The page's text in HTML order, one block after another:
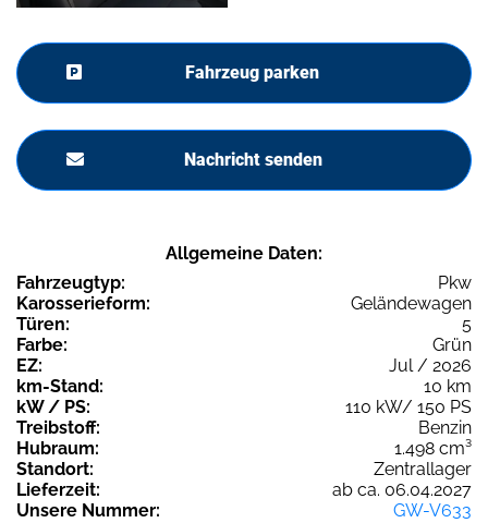
Fahrzeug parken
Nachricht senden
Allgemeine Daten:
Fahrzeugtyp:
Pkw
Karosserieform:
Geländewagen
Türen:
5
Farbe:
Grün
EZ:
Jul / 2026
km-Stand:
10 km
kW / PS:
110 kW/ 150 PS
Treibstoff:
Benzin
Hubraum:
1.498 cm³
Standort:
Zentrallager
Lieferzeit:
ab ca. 06.04.2027
Unsere Nummer:
GW-V633